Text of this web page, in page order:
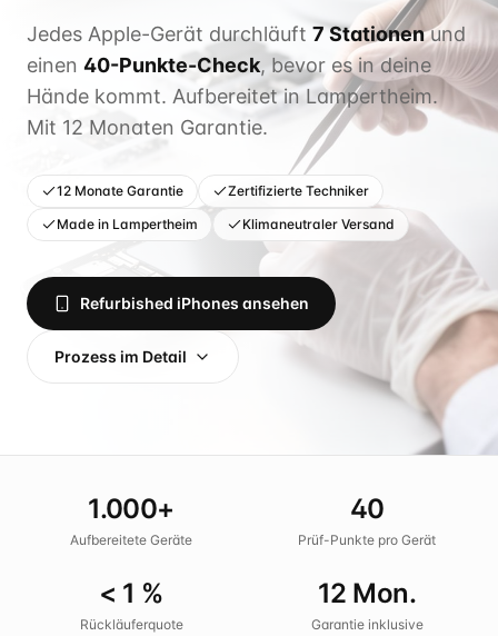
Jedes Apple-Gerät durchläuft 7 Stationenund
einen 40-Punkte-Check, bevor es in deine
Hände kommt. Aufbereitet in Lampertheim.
Mit 12 Monaten Garantie.
12 Monate Garantie
Zertifizierte Techniker
Made in Lampertheim
Klimaneutraler Versand
Refurbished iPhones ansehen
Prozess im Detail
1.000+
Aufbereitete Geräte
40
Prüf-Punkte pro Gerät
< 1 %
Rückläuferquote
12 Mon.
Garantie inklusive